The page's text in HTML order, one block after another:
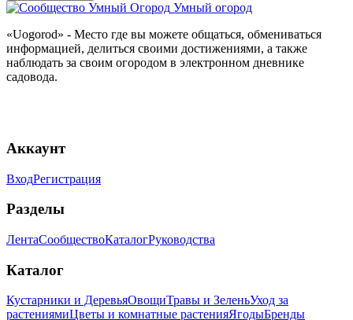
Умный огород
«Uogorod» - Место где вы можете общаться, обмениваться
информацией, делиться своими достижениями, а также
наблюдать за своим огородом в электронном дневнике
садовода.
Аккаунт
ВходРегистрация
Разделы
ЛентаСообществоКаталогРуководства
Каталог
Кустарники и ДеревьяОвощиТравы и ЗеленьУход за
растениямиЦветы и комнатные растенияЯгодыБренды